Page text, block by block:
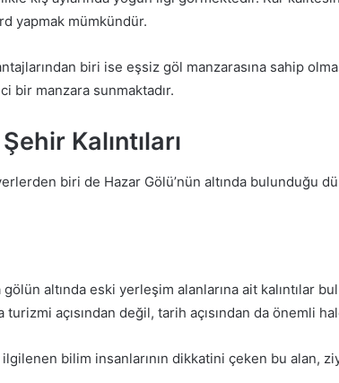
yapmak mümkündür.
biri ise eşsiz göl manzarasına sahip
bir manzara sunmaktadır.
Kalıntıları
biri de Hazar Gölü’nün altında bulunduğu
gölün altında eski yerleşim alanlarına ait kalıntılar
açısından değil, tarih açısından da önemli
ilgilenen bilim insanlarının dikkatini çeken bu alan,